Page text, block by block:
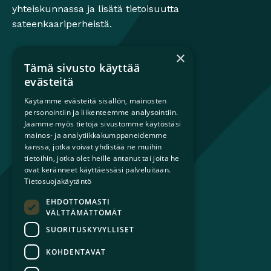
yhteiskunnassa ja lisätä tietoisuutta
sateenkaariperheistä.
Mikä on sateenkaariperhe?
Lapsiperheille
Ammattilaisille
Päättäjille
Ajankohtaista
Tilaa uutiskirje
Liity jäseneksi
Yhteystiedot
×
Tämä sivusto käyttää
evästeitä
Käytämme evästeitä sisällön, mainosten
personointiin ja liikenteemme analysointiin.
Jaamme myös tietoja sivustomme käytöstäsi
mainos- ja analytiikkakumppaneidemme
kanssa, jotka voivat yhdistää ne muihin
tietoihin, jotka olet heille antanut tai joita he
ovat keränneet käyttäessäsi palveluitaan.
Tietosuojakäytäntö
EHDOTTOMASTI
VÄLTTÄMÄTTÖMÄT
SUORITUSKYVYLLISET
KOHDENTAVAT